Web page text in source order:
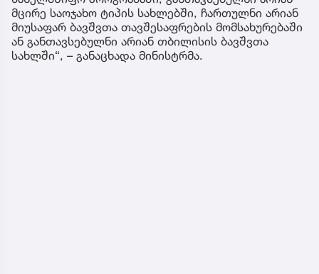
მცირე საოჯახო ტიპის სახლებში, ჩართულნი არიან
მიუსაფარ ბავშვთა თავშესაფრების მომსახურებაში
ან განთავსებულნი არიან თბილისის ბავშვთა
სახლში“, – განაცხადა მინისტრმა.